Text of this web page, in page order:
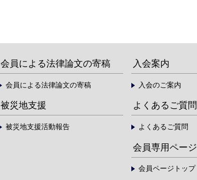
会員による法律論文の寄稿
会員による法律論文の寄稿
被災地支援
被災地支援活動報告
入会案内
入会のご案内
よくあるご質問
よくあるご質問
会員専用ページ
会員ページトップ